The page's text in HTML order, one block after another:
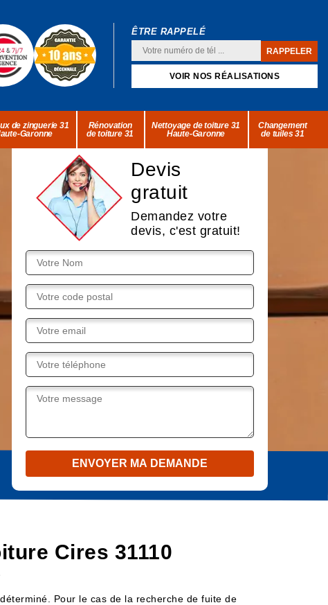
ÊTRE RAPPELÉ
VOIR NOS RÉALISATIONS
de zinguerie 31
Garonne
Rénovation
de toiture 31
Nettoyage de toiture 31
Haute-Garonne
Changement
de tuiles 31
Devis
gratuit
Demandez votre
devis, c'est gratuit!
Cires 31110
Pour le cas de la recherche de fuite de